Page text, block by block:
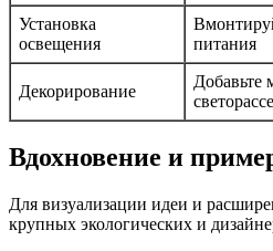
Установка
освещения
питания
Декорирование
Добавьте
Вдохновение и
Для визуализации идеи и
крупных экологических и